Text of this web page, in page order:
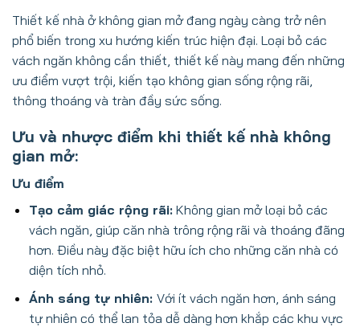
Thiết kế nhà ở không gian mở đang ngày càng trở nên
phổ biến trong xu hướng kiến trúc hiện đại. Loại bỏ các
vách ngăn không cần thiết, thiết kế này mang đến những
ưu điểm vượt trội, kiến tạo không gian sống rộng rãi,
thông thoáng và tràn đầy sức sống.
Ưu và nhược điểm khi thiết kế nhà không
gian mở:
Ưu điểm
Tạo cảm giác rộng rãi:Không gian mở loại bỏ các
vách ngăn, giúp căn nhà trông rộng rãi và thoáng đãng
hơn. Điều này đặc biệt hữu ích cho những căn nhà có
diện tích nhỏ.
Ánh sáng tự nhiên: Với ít vách ngăn hơn, ánh sáng
tự nhiên có thể lan tỏa dễ dàng hơn khắp các khu vực